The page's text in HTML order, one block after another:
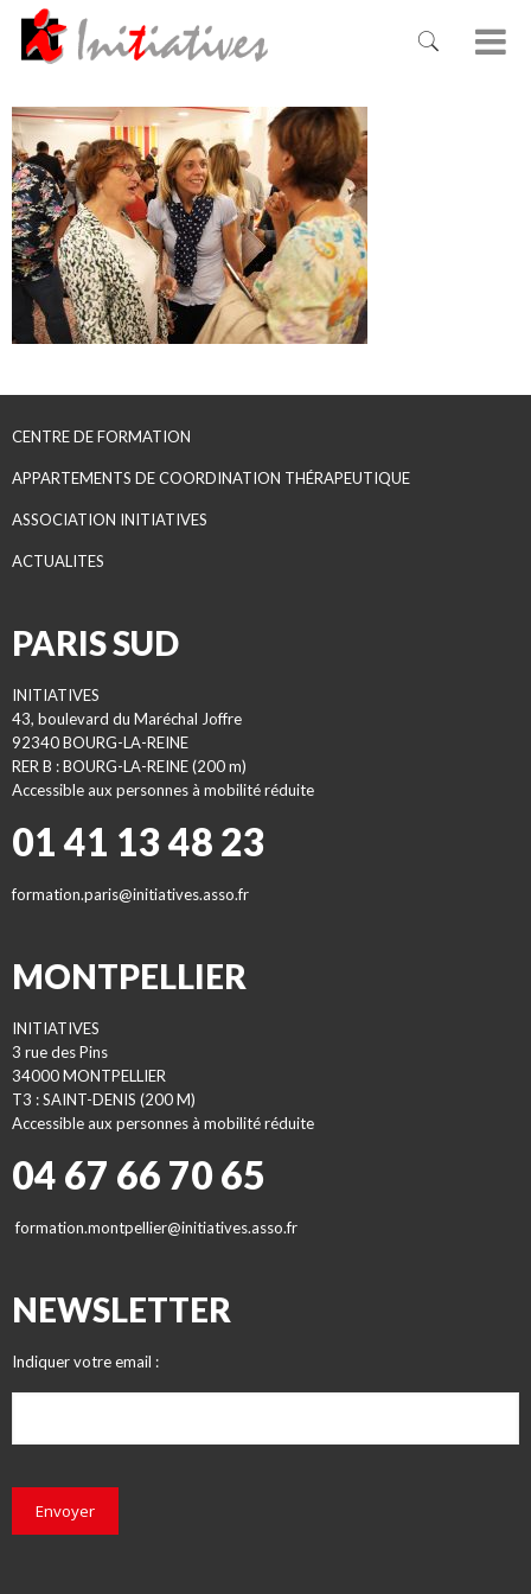
CENTRE DE FORMATION
APPARTEMENTS DE COORDINATION THÉRAPEUTIQUE
ASSOCIATION INITIATIVES
ACTUALITES
PARIS SUD
INITIATIVES
43, boulevard du Maréchal Joffre
92340 BOURG-LA-REINE
RER B : BOURG-LA-REINE (200 m)
Accessible aux personnes à mobilité réduite
01 41 13 48 23
formation.paris@initiatives.asso.fr
MONTPELLIER
INITIATIVES
3 rue des Pins
34000 MONTPELLIER
T3 : SAINT-DENIS (200 M)
Accessible aux personnes à mobilité réduite
04 67 66 70 65
formation.montpellier@initiatives.asso.fr
NEWSLETTER
Indiquer votre email :
Envoyer